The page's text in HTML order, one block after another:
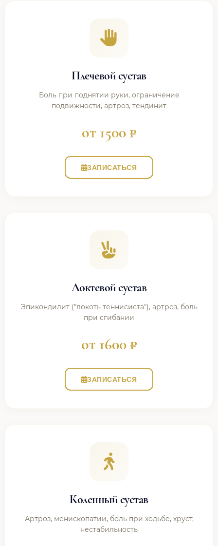
Плечевой сустав
Боль при поднятии руки, ограничение
подвижности, артроз, тендинит
от 1500 ₽
ЗАПИСАТЬСЯ
Локтевой сустав
Эпикондилит ("локоть теннисиста"), артроз, боль
при сгибании
от 1600 ₽
ЗАПИСАТЬСЯ
Коленный сустав
Артроз, менископатии, боль при ходьбе, хруст,
нестабильность